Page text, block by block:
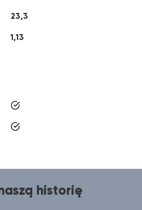
23,3
1,13
tak
tak
historię